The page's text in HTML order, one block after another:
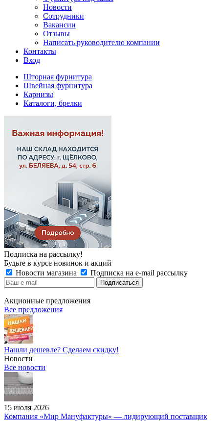
Новости
Сотрудники
Вакансии
Отзывы
Написать руководителю компании
Контакты
Вход
Шторная фурнитура
Швейная фурнитура
Карнизы
Каталоги, брелки
Подписка на рассылку!
Будьте в курсе новинок и акций
Новости магазина
Подписка на e-mail рассылку
Акционные предложения
Все предложения
Нашли дешевле? Сделаем скидку!
Новости
Все новости
15 июля 2026
Компания «Мир Мануфактуры» — лидирующий поставщик